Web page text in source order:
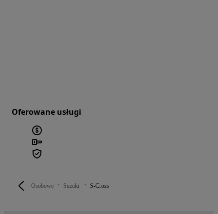
Osobowe Suzuki S-Cross
Oferowane usługi